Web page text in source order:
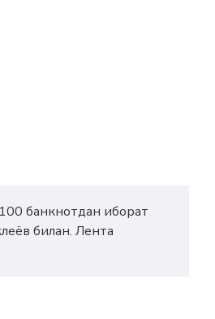
банкнотдан иборат
билан. Лента